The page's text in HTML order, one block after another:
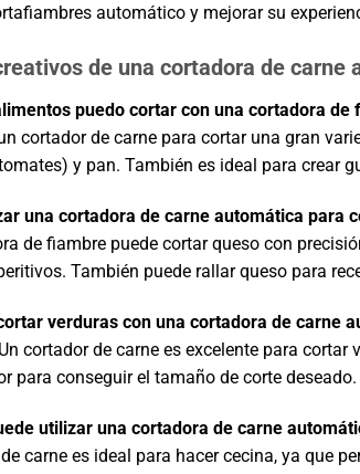
automático y mejorar su
de una cortadora de carne
puedo cortar con una cortadora
cortador de carne para cortar una gran
y pan. También es ideal para crear
una cortadora de carne automática para
de fiambre puede cortar queso con
También puede rallar queso para
verduras con una cortadora de carne
cortador de carne es excelente para
para conseguir el tamaño de corte deseado.
utilizar una cortadora de carne
carne es ideal para hacer cecina, ya que